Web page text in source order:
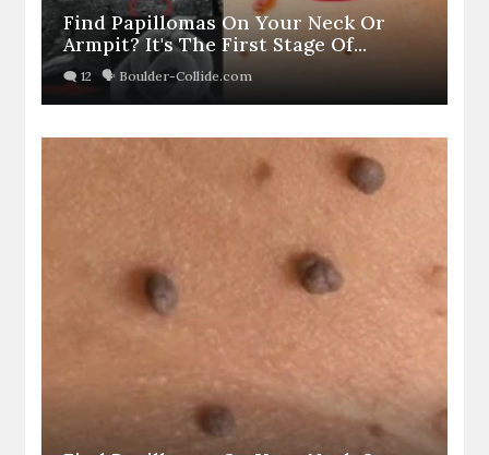
Find Papillomas On Your Neck Or
Armpit? It's The First Stage Of...